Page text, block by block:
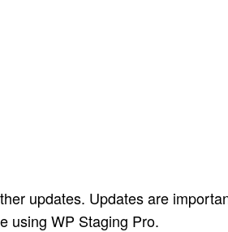
updates. Updates are
using WP Staging Pro.